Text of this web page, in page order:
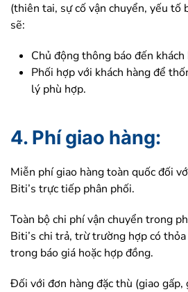
(thiên tai, sự cố vận chuyển, yếu tố
sẽ:
Chủ động thông báo đến khách
Phối hợp với khách hàng để
lý phù hợp.
4. Phí giao hàng:
Miễn phí giao hàng toàn quốc đối
Biti’s trực tiếp phân phối.
Toàn bộ chi phí vận chuyển trong
Biti’s chi trả, trừ trường hợp có
trong báo giá hoặc hợp đồng.
Đối với đơn hàng đặc thù (giao gấp,